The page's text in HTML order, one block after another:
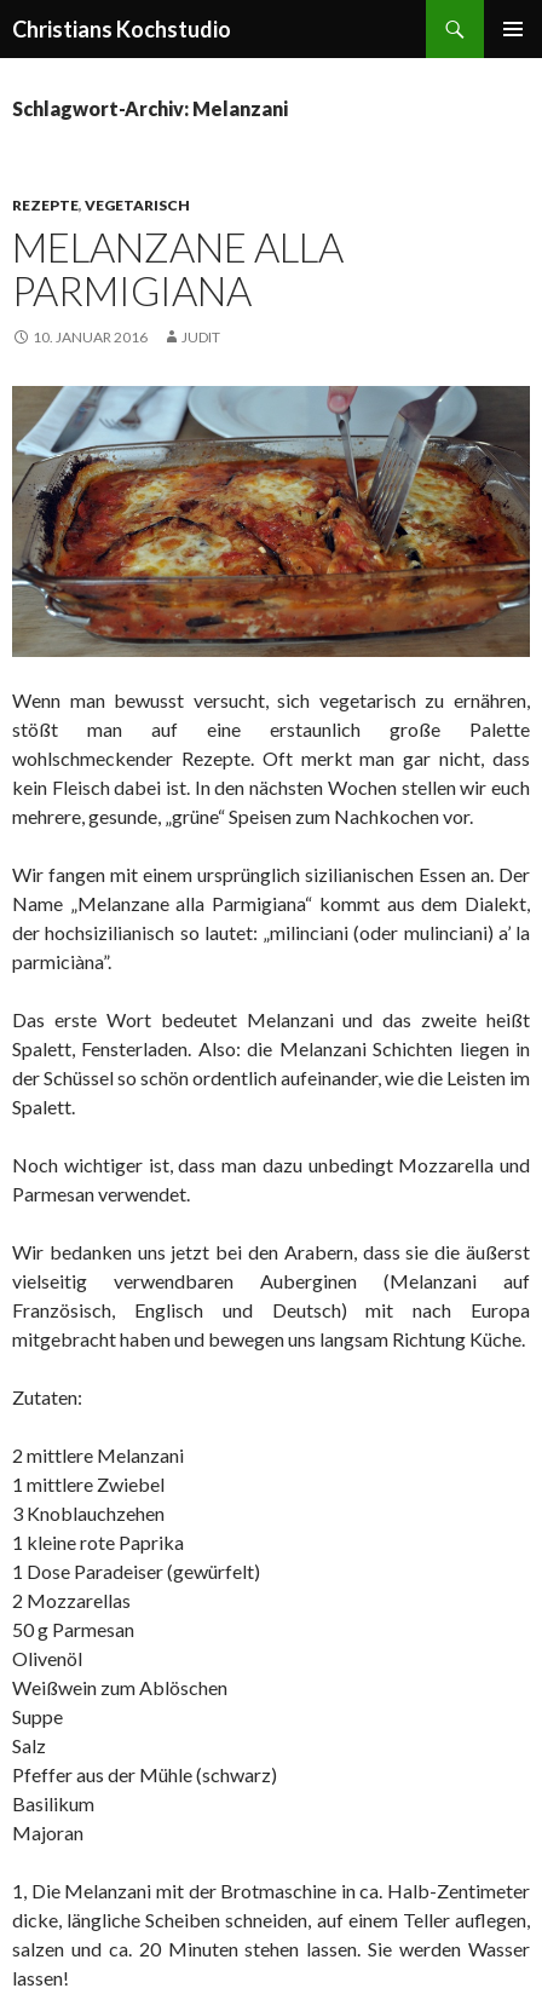
Christians Kochstudio
SPRINGEN
Schlagwort-Archiv: Melanzani
REZEPTE, VEGETARISCH
MELANZANE ALLA
PARMIGIANA
10. JANUAR 2016 JUDIT
Wenn man bewusst versucht, sich vegetarisch zu ernähren,
stößt man auf eine erstaunlich große Palette
wohlschmeckender Rezepte. Oft merkt man gar nicht, dass
kein Fleisch dabei ist. In den nächsten Wochen stellen wir euch
mehrere, gesunde, „grüne“ Speisen zum Nachkochen vor.
Wir fangen mit einem ursprünglich sizilianischen Essen an. Der
Name „Melanzane alla Parmigiana“ kommt aus dem Dialekt,
der hochsizilianisch so lautet: „milinciani (oder mulinciani) a’ la
parmiciàna”.
Das erste Wort bedeutet Melanzani und das zweite heißt
Spalett, Fensterladen. Also: die Melanzani Schichten liegen in
der Schüssel so schön ordentlich aufeinander, wie die Leisten im
Spalett.
Noch wichtiger ist, dass man dazu unbedingt Mozzarella und
Parmesan verwendet.
Wir bedanken uns jetzt bei den Arabern, dass sie die äußerst
vielseitig verwendbaren Auberginen (Melanzani auf
Französisch, Englisch und Deutsch) mit nach Europa
mitgebracht haben und bewegen uns langsam Richtung Küche.
Zutaten:
2 mittlere Melanzani
1 mittlere Zwiebel
3 Knoblauchzehen
1 kleine rote Paprika
1 Dose Paradeiser (gewürfelt)
2 Mozzarellas
50 g Parmesan
Olivenöl
Weißwein zum Ablöschen
Suppe
Salz
Pfeffer aus der Mühle (schwarz)
Basilikum
Majoran
1, Die Melanzani mit der Brotmaschine in ca. Halb-Zentimeter
dicke, längliche Scheiben schneiden, auf einem Teller auflegen,
salzen und ca. 20 Minuten stehen lassen. Sie werden Wasser
lassen!